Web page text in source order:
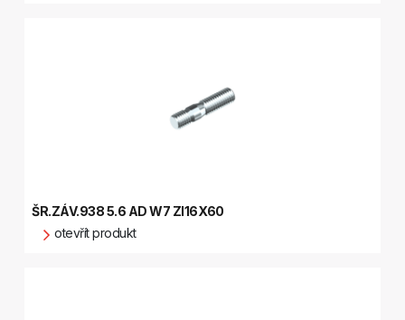
ŠR.ZÁV.938 5.6 AD W7 ZI16X60
otevřít produkt